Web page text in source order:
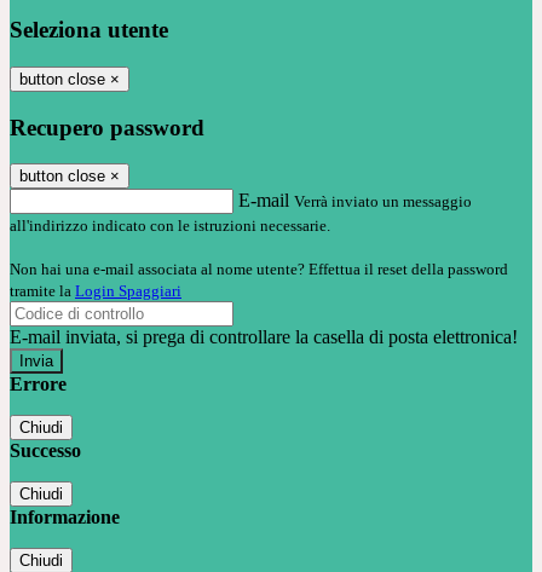
Seleziona utente
button close ×
Recupero password
button close ×
E-mail Verrà inviato un messaggio
all'indirizzo indicato con le istruzioni necessarie.
Non hai una e-mail associata al nome utente? Effettua il reset della password
tramite la Login Spaggiari
E-mail inviata, si prega di controllare la casella di posta elettronica!
Errore
Chiudi
Successo
Chiudi
Informazione
Chiudi